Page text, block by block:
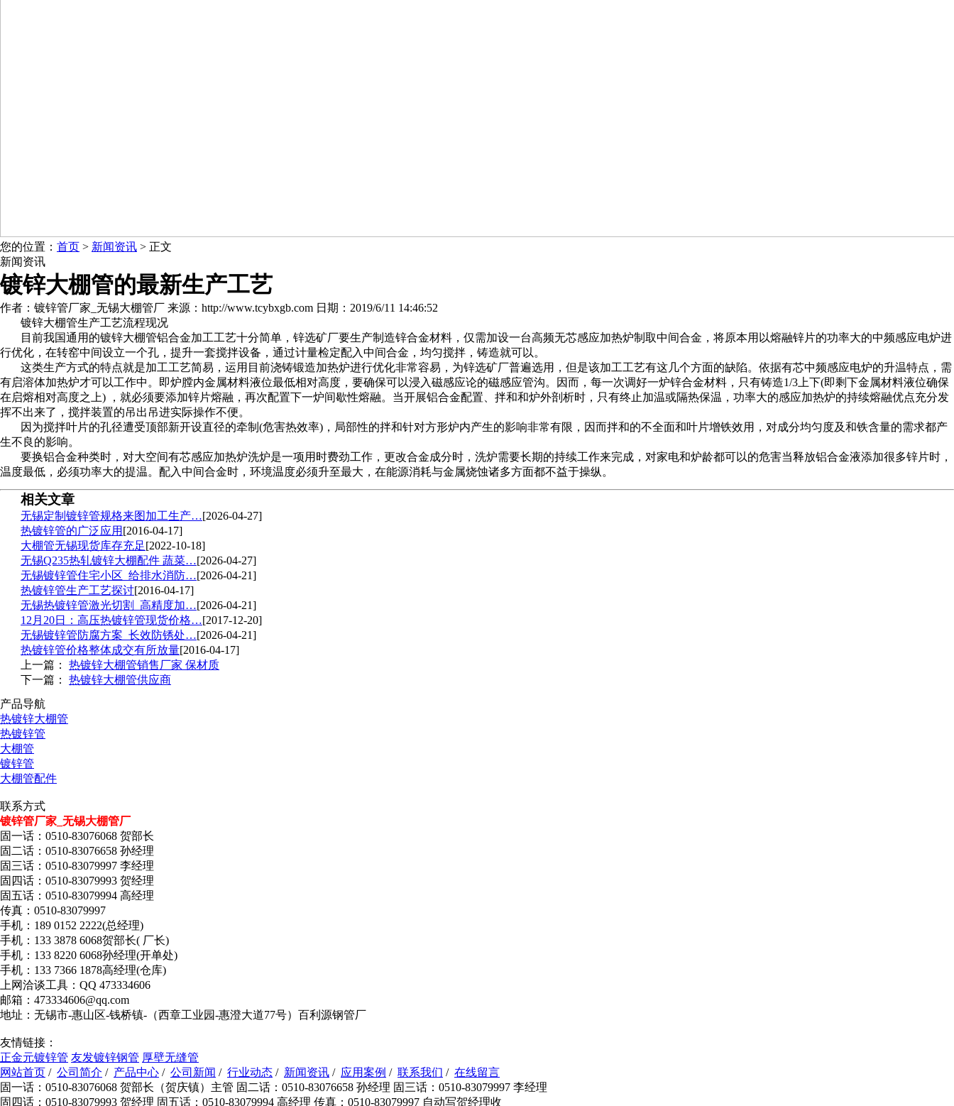
您的位置： 首页 > 新闻资讯 > 正文
新闻资讯
镀锌大棚管的最新生产工艺
作者：镀锌管厂家_无锡大棚管厂 来源：http://www.tcybxgb.com 日期：2019/6/11 14:46:52
镀锌大棚管生产工艺流程现况
目前我国通用的镀锌大棚管铝合金加工工艺十分简单，锌选矿厂要生产制造锌合金材料，仅需加设一台高频无芯感应加热炉制取中间合金，将原本用以熔融锌片的功率大的中频感应电炉进
行优化，在转窑中间设立一个孔，提升一套搅拌设备，通过计量检定配入中间合金，均匀搅拌，铸造就可以。
这类生产方式的特点就是加工工艺简易，运用目前浇铸锻造加热炉进行优化非常容易，为锌选矿厂普遍选用，但是该加工工艺有这几个方面的缺陷。依据有芯中频感应电炉的升温特点，需
有启溶体加热炉才可以工作中。即炉膛内金属材料液位最低相对高度，要确保可以浸入磁感应论的磁感应管沟。因而，每一次调好一炉锌合金材料，只有铸造1/3上下(即剩下金属材料液位确保
在启熔相对高度之上) ，就必须要添加锌片熔融，再次配置下一炉间歇性熔融。当开展铝合金配置、拌和和炉外剖析时，只有终止加温或隔热保温，功率大的感应加热炉的持续熔融优点充分发
挥不出来了，搅拌装置的吊出吊进实际操作不便。
因为搅拌叶片的孔径遭受顶部新开设直径的牵制(危害热效率)，局部性的拌和针对方形炉内产生的影响非常有限，因而拌和的不全面和叶片增铁效用，对成分均匀度及和铁含量的需求都产
生不良的影响。
要换铝合金种类时，对大空间有芯感应加热炉洗炉是一项用时费劲工作，更改合金成分时，洗炉需要长期的持续工作来完成，对家电和炉龄都可以的危害当释放铝合金液添加很多锌片时，
温度最低，必须功率大的提温。配入中间合金时，环境温度必须升至最大，在能源消耗与金属烧蚀诸多方面都不益于操纵。
相关文章
无锡定制镀锌管规格来图加工生产…[2026-04-27]
热镀锌管的广泛应用 [2016-04-17]
大棚管无锡现货库存充足[2022-10-18]
无锡Q235热轧镀锌大棚配件 蔬菜…[2026-04-27]
无锡镀锌管住宅小区_给排水消防…[2026-04-21]
热镀锌管生产工艺探讨[2016-04-17]
无锡热镀锌管激光切割_高精度加…[2026-04-21]
12月20日：高压热镀锌管现货价格…[2017-12-20]
无锡镀锌管防腐方案_长效防锈处…[2026-04-21]
热镀锌管价格整体成交有所放量[2016-04-17]
上一篇： 热镀锌大棚管销售厂家 保材质
下一篇： 热镀锌大棚管供应商
产品导航
热镀锌大棚管
热镀锌管
大棚管
镀锌管
大棚管配件
联系方式
镀锌管厂家_无锡大棚管厂
固一话：0510-83076068 贺部长
固二话：0510-83076658 孙经理
固三话：0510-83079997 李经理
固四话：0510-83079993 贺经理
固五话：0510-83079994 高经理
传真：0510-83079997
手机：189 0152 2222(总经理)
手机：133 3878 6068贺部长( 厂长)
手机：133 8220 6068孙经理(开单处)
手机：133 7366 1878高经理(仓库)
上网洽谈工具：QQ 473334606
邮箱：473334606@qq.com
地址：无锡市-惠山区-钱桥镇-（西章工业园-惠澄大道77号）百利源钢管厂
友情链接：
正金元镀锌管 友发镀锌钢管 厚壁无缝管
网站首页 / 公司简介 / 产品中心 / 公司新闻 / 行业动态 / 新闻资讯 / 应用案例 / 联系我们 / 在线留言
固一话：0510-83076068 贺部长（贺庆镇）主管 固二话：0510-83076658 孙经理 固三话：0510-83079997 李经理
固四话：0510-83079993 贺经理 固五话：0510-83079994 高经理 传真：0510-83079997 自动写贺经理收